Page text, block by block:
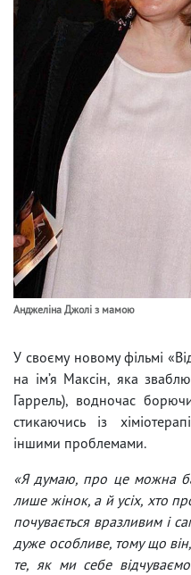
Анджеліна Джолі з мамою
У своєму новому фільмі
на ім’я Максін, яка
Гаррель), водночас
стикаючись із
іншими проблемами.
«Я думаю, про це можна
лише жінок, а й усіх, хто
почувається вразливим і
дуже особливе, тому що
те, як ми себе